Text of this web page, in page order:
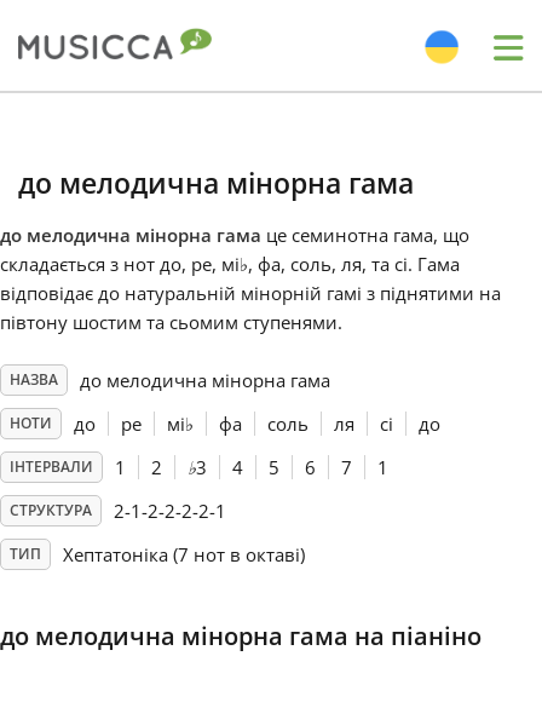
Български
English
Español
до мелодична мінорна гама
до мелодична мінорна гама це семинотна гама, що
складається з нот до, ре, мі♭, фа, соль, ля, та сі. Гама
відповідає до натуральній мінорній гамі з піднятими на
півтону шостим та сьомим ступенями.
НАЗВА до мелодична мінорна гама
НОТИ до ре мі♭ фа соль ля сі до
ІНТЕРВАЛИ 1 2 ♭3 4 5 6 7 1
СТРУКТУРА 2-1-2-2-2-2-1
ТИП Хептатоніка (7 нот в октаві)
до мелодична мінорна гама на піаніно